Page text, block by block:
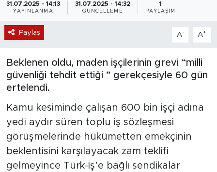
31.07.2025 - 14:13
YAYINLANMA
31.07.2025 - 14:32
GÜNCELLEME
1
PAYLAŞIM
Paylaş A- A+
Beklenen oldu, maden işçilerinin grevi “milli
güvenliği tehdit ettiği ” gerekçesiyle 60 gün
ertelendi.
Kamu kesiminde çalışan 600 bin işçi adına
yedi aydır süren toplu iş sözleşmesi
görüşmelerinde hükümetten emekçinin
beklentisini karşılayacak zam teklifi
gelmeyince Türk-İş’e bağlı sendikalar